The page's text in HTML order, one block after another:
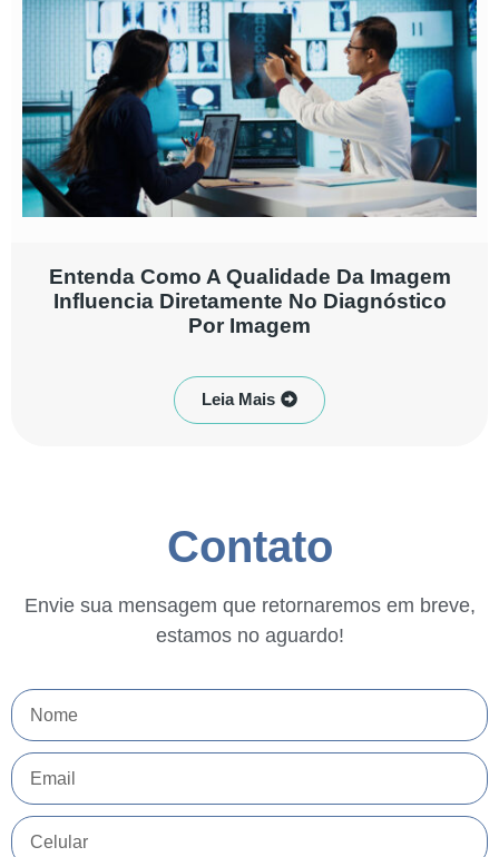
Entenda Como A Qualidade Da Imagem
Influencia Diretamente No Diagnóstico
Por Imagem
Leia Mais
Contato
Envie sua mensagem que retornaremos em breve,
estamos no aguardo!